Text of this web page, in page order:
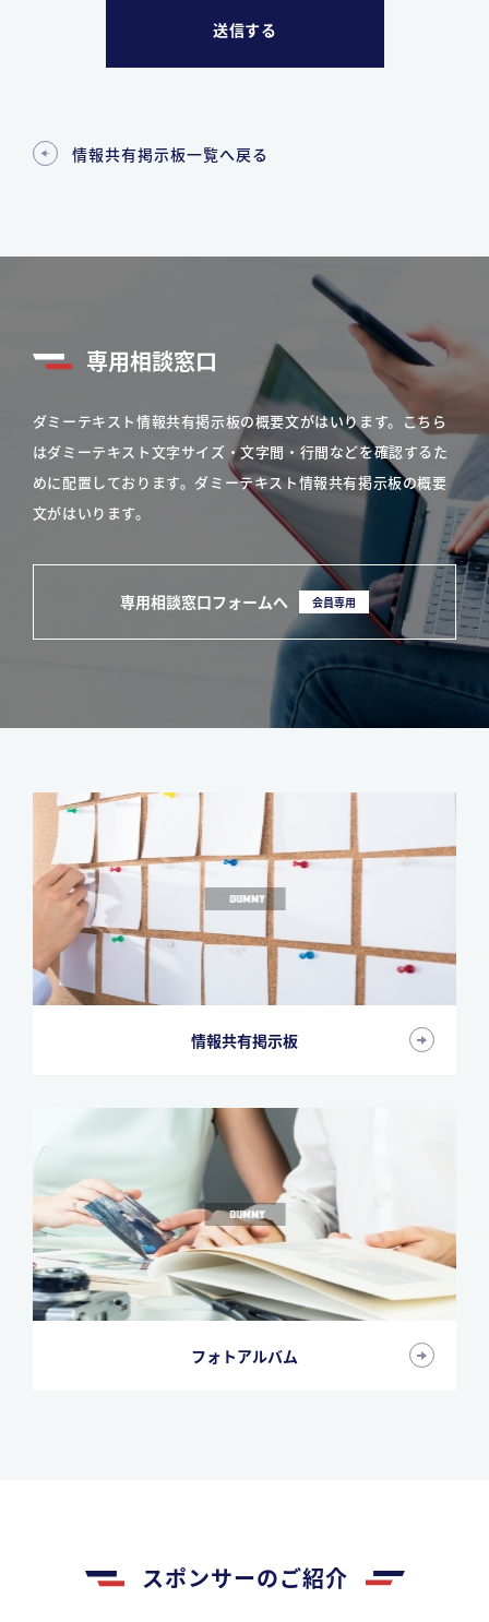
情報共有掲示板一覧へ戻る
専用相談窓口
ダミーテキスト情報共有掲示板の概要文がはいります。こちら
はダミーテキスト文字サイズ・文字間・行間などを確認するた
めに配置しております。ダミーテキスト情報共有掲示板の概要
文がはいります。
専用相談窓口フォームへ 会員専用
情報共有掲示板
フォトアルバム
スポンサーのご紹介